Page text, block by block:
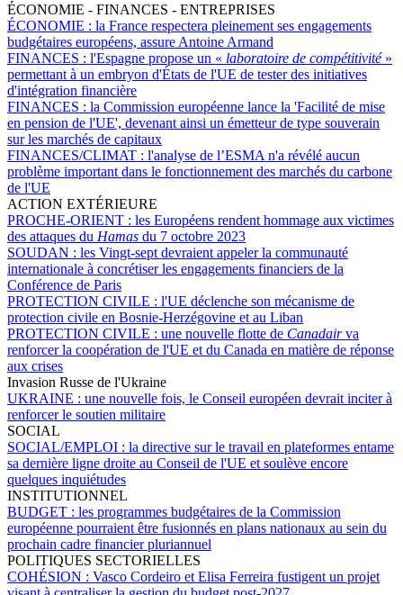
ÉCONOMIE - FINANCES - ENTREPRISES
ÉCONOMIE : la France respectera pleinement ses engagements
budgétaires européens, assure Antoine Armand
FINANCES : l'Espagne propose un « laboratoire de compétitivité»
permettant à un embryon d'États de l'UE de tester des initiatives
d'intégration financière
FINANCES : la Commission européenne lance la 'Facilité de mise
en pension de l'UE', devenant ainsi un émetteur de type souverain
sur les marchés de capitaux
FINANCES/CLIMAT : l'analyse de l’ESMA n'a révélé aucun
problème important dans le fonctionnement des marchés du carbone
de l'UE
ACTION EXTÉRIEURE
PROCHE-ORIENT : les Européens rendent hommage aux victimes
des attaques du Hamas du 7 octobre 2023
SOUDAN : les Vingt-sept devraient appeler la communauté
internationale à concrétiser les engagements financiers de la
Conférence de Paris
PROTECTION CIVILE : l'UE déclenche son mécanisme de
protection civile en Bosnie-Herzégovine et au Liban
PROTECTION CIVILE : une nouvelle flotte de Canadairva
renforcer la coopération de l'UE et du Canada en matière de réponse
aux crises
Invasion Russe de l'Ukraine
UKRAINE : une nouvelle fois, le Conseil européen devrait inciter à
renforcer le soutien militaire
SOCIAL
SOCIAL/EMPLOI : la directive sur le travail en plateformes entame
sa dernière ligne droite au Conseil de l'UE et soulève encore
quelques inquiétudes
INSTITUTIONNEL
BUDGET : les programmes budgétaires de la Commission
européenne pourraient être fusionnés en plans nationaux au sein du
prochain cadre financier pluriannuel
POLITIQUES SECTORIELLES
COHÉSION : Vasco Cordeiro et Elisa Ferreira fustigent un projet